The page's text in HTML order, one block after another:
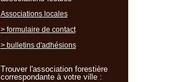
Associations locales
> formulaire de contact
> bulletins d'adhésions
Trouver l'association forestière
correspondante à votre ville :